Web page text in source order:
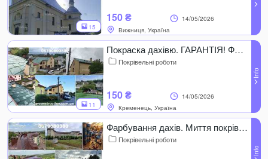
15
150 ₴
14/05/2026
Вижниця, Україна
11
Покраска дахівю. ГАРАНТІЯ! Фарбування церков. Миття покрівлі.
Покрівельні роботи
150 ₴
14/05/2026
Кременець, Україна
Фарбування дахів. Миття покрівлі. Миття бруківки. будь яка СКЛАДНІСТЬ
Покрівельні роботи